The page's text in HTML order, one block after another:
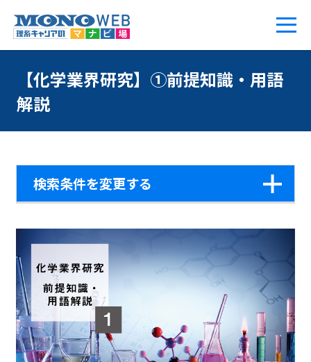
【化学業界研究】①前提知識・用語
解説
検索条件を変更する